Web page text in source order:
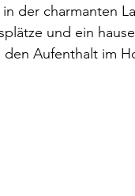
der charmanten
und ein
Aufenthalt im